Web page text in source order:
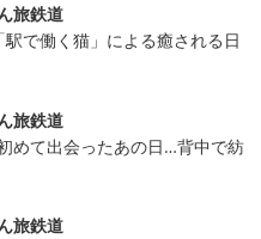
旅鉄道
で働く猫」による癒される日
旅鉄道
めて出会ったあの日…背中で紡
旅鉄道